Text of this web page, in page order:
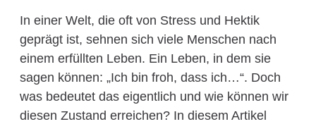
In einer Welt, die oft von Stress und Hektik
geprägt ist, sehnen sich viele Menschen nach
einem erfüllten Leben. Ein Leben, in dem sie
sagen können: „Ich bin froh, dass ich…“. Doch
was bedeutet das eigentlich und wie können wir
diesen Zustand erreichen? In diesem Artikel